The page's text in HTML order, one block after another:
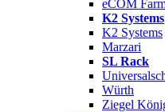
eCOM
K2 Systems
K2 Systems
Marzari
SL Rack
Würth
Ziegel